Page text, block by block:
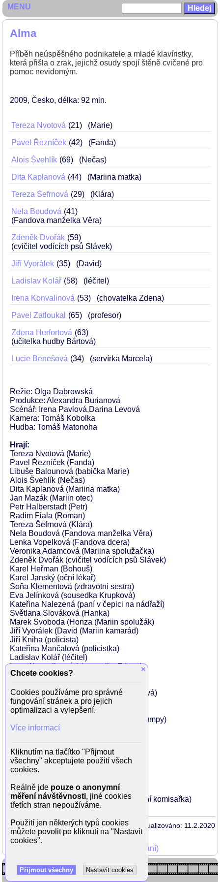
Alma
Příběh neúspěšného podnikatele a mladé klavíristky,
která přišla o zrak, jejichž osudy spojí štěně cvičené pro
pomoc nevidomým.
2009 Česko délka: 92 min
Tereza Nvotová 21 (Marie)
Pavel Řezníček 42 (Fanda)
Alois Švehlík 69 (Nečas)
Dita Kaplanová 44 (Mariina matka)
Tereza Šefrnová 29 (Klára)
Nela Boudová
41
(Fandova manželka Věra)
Zdeněk Dvořák 59
(cvičitel vodících psů Slávek)
Jiří Vyorálek 35 (David)
Ladislav Kolář 58 (léčitel)
Irena Konvalinová 53 (chovatelka Zdena)
Pavel Zatloukal 65 (profesor)
Zdena Herfortová
63
(učitelka hudby Bártová)
Lucie Benešová 34 (servírka Marcela)
Režie: Olga Dabrowská
Produkce: Alexandra Burianová
Scénář: Irena Pavlová,Darina Levová
Kamera: Tomáš Kobolka
Hudba: Tomáš Matonoha
Hrají:
Tereza Nvotová (Marie)
Pavel Řezníček (Fanda)
Libuše Balounová (babička Marie)
Alois Švehlík (Nečas)
Dita Kaplanová (Mariina matka)
Jan Mazák (Mariin otec)
Petr Halberstadt (Petr)
Radim Fiala (Roman)
Tereza Šefrnová (Klára)
Nela Boudová (Fandova manželka Věra)
Lenka Vopelková (Fandova dcera)
Veronika Adamcová (Mariina spolužačka)
Zdeněk Dvořák (cvičitel vodících psů Slávek)
Karel Heřman (Bohouš)
Karel Janský (oční lékař)
Soňa Klementová (zdravotní sestra)
Eva Jelínková (sousedka Krupková)
Kateřina Nalezená (paní v čepici na nádřaží)
Světlana Slováková (Hanka)
Marek Svoboda (Honza (Mariin spolužák)
Jiří Vyorálek (David (Mariin kamarád)
Jiří Kniha (policista)
Kateřina Mančalová (policistka)
Ladislav Kolář (léčitel)
Irena Konvalinová (chovatelka Zdena)
Pavel Zatloukal (profesor)
Zdena Herfortová (učitelka hudby Bártová)
Jan Zrzavý (zpěvák)
Lucie Benešová (servírka Marcela)
Miloslav Maršálek (majitel benzínové pumpy)
Lubomíra Sonková (paní u trafiky)
Pavel Jan Riedl (kamarád klarinetista)
Štěpán Hulík (kamarád v hospodě)
Marek Pospíchal (kamarád v hospodě)
Eva Jurůjová (zkušební komisařka)
Kateřina Králová Rakovčíková (zkušební komisařka)
Aktualizováno: 11.2.2020
Mohli jste vidět v TV (zobrazit starší vysílání)
MENU
×
Chcete cookies?
Cookies používáme pro správné
fungování stránek a pro jejich
optimalizaci a vylepšení.
Více informací
Kliknutím na tlačítko "Přijmout
všechny" akceptujete použití všech
cookies.
Reálně jde pouze o anonymní
měření návštěvnosti, jiné cookies
třetích stran nepoužíváme.
Použití jen některých typů cookies
můžete povolit po kliknutí na "Nastavit
cookies".
Přijmout všechny Nastavit cookies